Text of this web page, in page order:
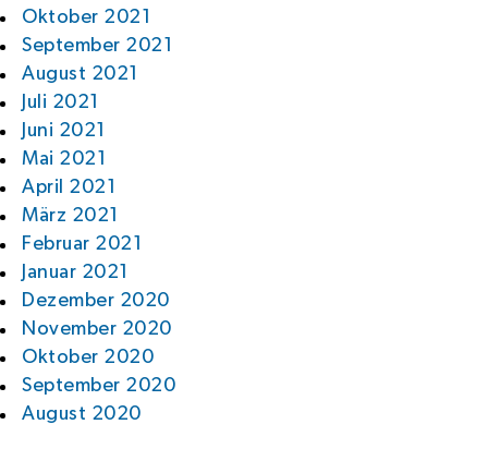
Oktober 2021
September 2021
August 2021
Juli 2021
Juni 2021
Mai 2021
April 2021
März 2021
Februar 2021
Januar 2021
Dezember 2020
November 2020
Oktober 2020
September 2020
August 2020